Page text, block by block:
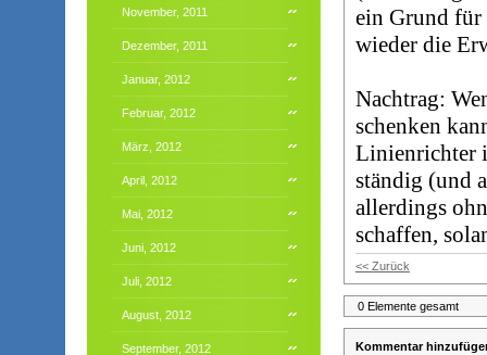
November, 2011
Dezember, 2011
Januar, 2012
Februar, 2012
März, 2012
April, 2012
Mai, 2012
Juni, 2012
Juli, 2012
August, 2012
September, 2012
ein Grund für
wieder die
Nachtrag:
schenken
Linienrichter
ständig (und
allerdings
schaffen,
<< Zurück
0 Elemente gesamt
Kommentar